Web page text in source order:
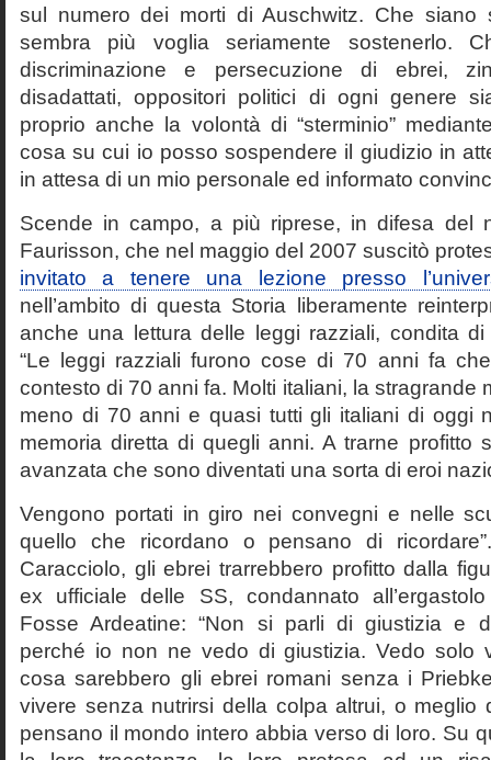
sul numero dei morti di Auschwitz. Che siano
sembra più voglia seriamente sostenerlo.
discriminazione e persecuzione di ebrei,
disadattati, oppositori politici di ogni genere
proprio anche la volontà di “sterminio”
cosa su cui io posso sospendere il giudizio in
in attesa di un mio personale ed informato
Scende in campo, a più riprese, in difesa del
Faurisson, che nel maggio del 2007 suscitò
invitato a tenere una lezione presso
nell’ambito di questa Storia liberamente
anche una lettura delle leggi razziali, condita di
“Le leggi razziali furono cose di 70 anni fa
contesto di 70 anni fa. Molti italiani, la stragrande
meno di 70 anni e quasi tutti gli italiani di oggi
memoria diretta di quegli anni. A trarne profitto
avanzata che sono diventati una sorta di eroi
Vengono portati in giro nei convegni e nelle
quello che ricordano o pensano di
Caracciolo, gli ebrei trarrebbero profitto dalla
ex ufficiale delle SS, condannato
Fosse Ardeatine: “Non si parli di giustizia e
perché io non ne vedo di giustizia. Vedo solo
cosa sarebbero gli ebrei romani senza i
vivere senza nutrirsi della colpa altrui, o meglio
pensano il mondo intero abbia verso di loro. Su